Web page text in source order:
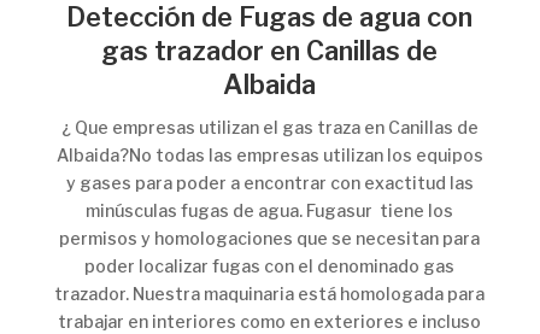
Detección de Fugas de agua con
gas trazador en Canillas de
Albaida
¿ Que empresas utilizan el gas traza en Canillas de
Albaida?No todas las empresas utilizan los equipos
y gases para poder a encontrar con exactitud las
minúsculas fugas de agua. Fugasur tiene los
permisos y homologaciones que se necesitan para
poder localizar fugas con el denominado gas
trazador. Nuestra maquinaria está homologada para
trabajar en interiores como en exteriores e incluso